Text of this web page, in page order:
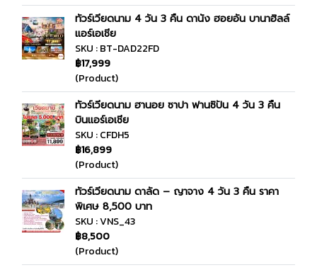
ทัวร์เวียดนาม 4 วัน 3 คืน ดานัง ฮอยอัน บานาฮิลล์
แอร์เอเชีย
SKU : BT-DAD22FD
฿17,999
(Product)
ทัวร์เวียดนาม ฮานอย ซาปา ฟานซิปัน 4 วัน 3 คืน
บินแอร์เอเชีย
SKU : CFDH5
฿16,899
(Product)
ทัวร์เวียดนาม ดาลัด – ญาจาง 4 วัน 3 คืน ราคา
พิเศษ 8,500 บาท
SKU : VNS_43
฿8,500
(Product)